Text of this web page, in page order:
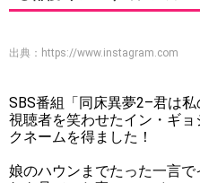
出典： https://www.instagram.com
SBS番組「同床異夢2–君は
視聴者を笑わせたイン・ギョ
クネームを得ました！
娘のハウンまでたった一言